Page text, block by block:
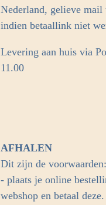
Nederland, gelieve mail
indien betaallink niet
Levering aan huis via
11.00
AFHALEN
Dit zijn de voorwaarden:
- plaats je online
webshop en betaal deze.